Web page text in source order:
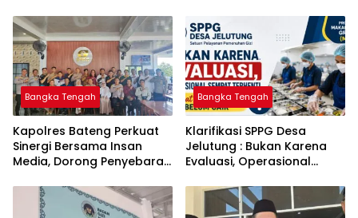
Babel
Kejahatan Hingga Tuntas
Bangka Tengah
‎Kapolres Bateng Perkuat
Sinergi Bersama Insan
Media, Dorong Penyebaran
Layanan Polri 110
Bangka Tengah
‎Klarifikasi SPPG Desa
Jelutung : Bukan Karena
Evaluasi, Operasional
Dana Banper Belum Cair